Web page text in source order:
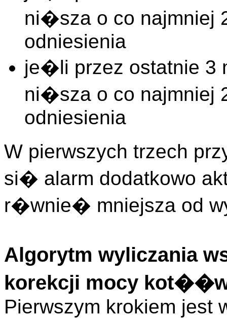
ni�sza o co
odniesienia
je�li przez ostatnie
ni�sza o co
odniesienia
W pierwszych trzech
si� alarm dodatkowo
r�wnie� mniejsza od
Algorytm wyliczania
korekcji mocy
Pierwszym krokiem jest